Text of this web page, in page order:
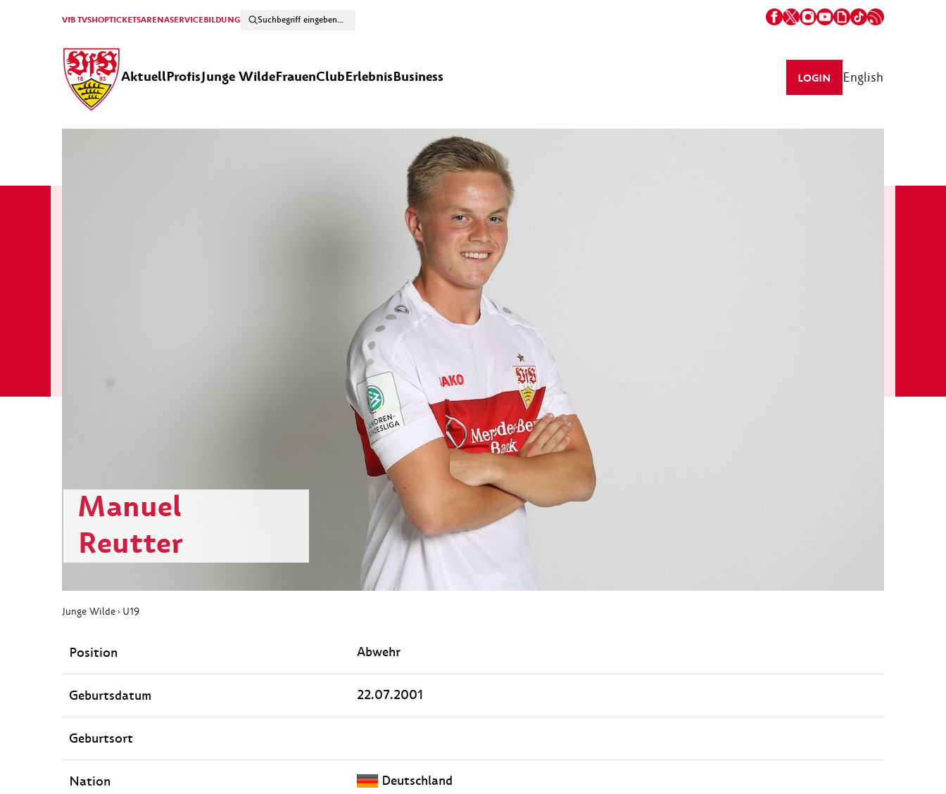
VfB TVSHOPTICKETSARENASERVICEBILDUNG
AktuellProfisJunge WildeFrauenClubErlebnisBusiness LOGIN English
Manuel
Reutter
Junge Wilde › U19
Position Abwehr
Geburtsdatum 22.07.2001
Geburtsort
Nation Deutschland